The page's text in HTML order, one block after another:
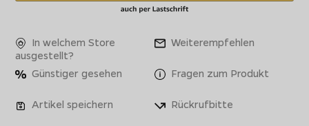
In welchem Store
ausgestellt?
Weiterempfehlen
Günstiger gesehen Fragen zum Produkt
Artikel speichern Rückrufbitte